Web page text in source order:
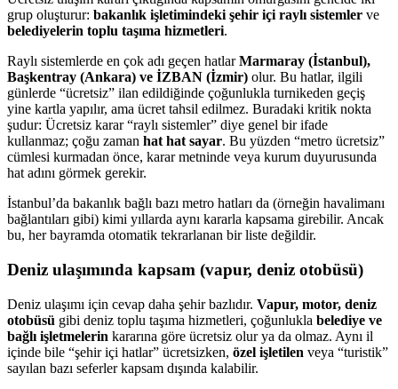
grup oluşturur: bakanlık işletimindeki şehir içi raylı sistemler ve
belediyelerin toplu taşıma hizmetleri.
Raylı sistemlerde en çok adı geçen hatlarMarmaray (İstanbul),
Başkentray (Ankara) ve İZBAN (İzmir) olur. Bu hatlar, ilgili
günlerde “ücretsiz” ilan edildiğinde çoğunlukla turnikeden geçiş
yine kartla yapılır, ama ücret tahsil edilmez. Buradaki kritik nokta
şudur: Ücretsiz karar “raylı sistemler” diye genel bir ifade
kullanmaz; çoğu zaman hat hat sayar. Bu yüzden “metro ücretsiz”
cümlesi kurmadan önce, karar metninde veya kurum duyurusunda
hat adını görmek gerekir.
İstanbul’da bakanlık bağlı bazı metro hatları da (örneğin havalimanı
bağlantıları gibi) kimi yıllarda aynı kararla kapsama girebilir. Ancak
bu, her bayramda otomatik tekrarlanan bir liste değildir.
Deniz ulaşımında kapsam (vapur, deniz otobüsü)
Deniz ulaşımı için cevap daha şehir bazlıdır. Vapur, motor, deniz
otobüsü gibi deniz toplu taşıma hizmetleri, çoğunlukla belediye ve
bağlı işletmelerin kararına göre ücretsiz olur ya da olmaz. Aynı il
içinde bile “şehir içi hatlar” ücretsizken, özel işletilen veya “turistik”
sayılan bazı seferler kapsam dışında kalabilir.